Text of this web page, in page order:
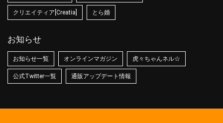
クリエイティア[Creatia] とら婚
お知らせ
お知らせ一覧 オンラインマガジン 虎々ちゃんネル☆
公式Twitter一覧 通販アップデート情報